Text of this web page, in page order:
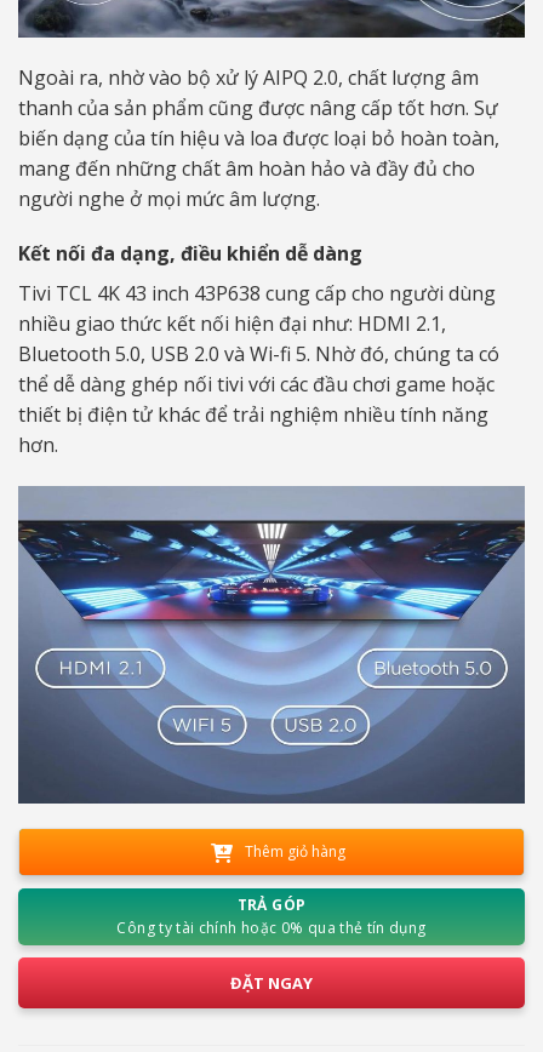
Ngoài ra, nhờ vào bộ xử lý AIPQ 2.0, chất lượng âm
thanh của sản phẩm cũng được nâng cấp tốt hơn. Sự
biến dạng của tín hiệu và loa được loại bỏ hoàn toàn,
mang đến những chất âm hoàn hảo và đầy đủ cho
người nghe ở mọi mức âm lượng.
Kết nối đa dạng, điều khiển dễ dàng
Tivi TCL 4K 43 inch 43P638 cung cấp cho người dùng
nhiều giao thức kết nối hiện đại như: HDMI 2.1,
Bluetooth 5.0, USB 2.0 và Wi-fi 5. Nhờ đó, chúng ta có
thể dễ dàng ghép nối tivi với các đầu chơi game hoặc
thiết bị điện tử khác để trải nghiệm nhiều tính năng
hơn.
Thêm giỏ hàng
TRẢ GÓP
Công ty tài chính hoặc 0% qua thẻ tín dụng
ĐẶT NGAY